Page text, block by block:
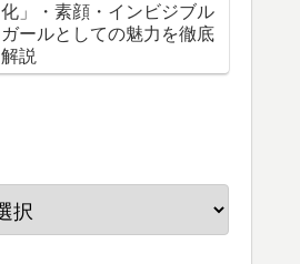
化」・素顔・インビジブル
ガールとしての魅力を徹底
解説